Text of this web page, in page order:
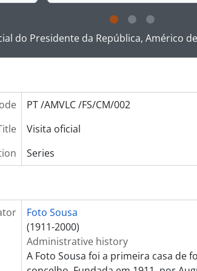
title link will open the
do Presidente da República, Américo
PT /AMVLC /FS/CM/002
Visita oficial
Series
Foto Sousa
(1911-2000)
Administrative history
A Foto Sousa foi a primeira casa de